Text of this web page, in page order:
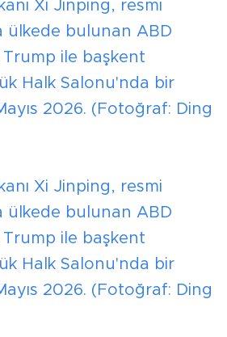
Xi Jinping, resmi
ülkede bulunan ABD
Trump ile başkent
Halk Salonu'nda bir
2026. (Fotoğraf: Ding
Xi Jinping, resmi
ülkede bulunan ABD
Trump ile başkent
Halk Salonu'nda bir
2026. (Fotoğraf: Ding